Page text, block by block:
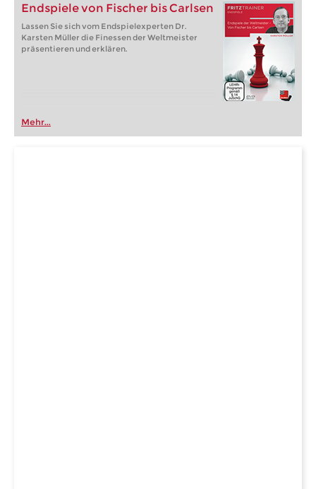
Endspiele von Fischer bis Carlsen
Lassen Sie sich vom Endspielexperten Dr.
Karsten Müller die Finessen der Weltmeister
präsentieren und erklären.
Mehr...